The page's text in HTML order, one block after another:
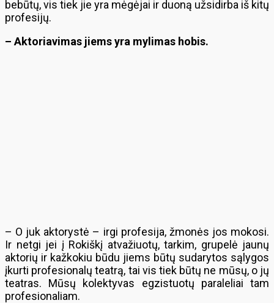
bebūtų, vis tiek jie yra mėgėjai ir duoną užsidirba iš kitų
profesijų.
– Aktoriavimas jiems yra mylimas hobis.
– O juk aktorystė – irgi profesija, žmonės jos mokosi.
Ir netgi jei į Rokiškį atvažiuotų, tarkim, grupelė jaunų
aktorių ir kažkokiu būdu jiems būtų sudarytos sąlygos
įkurti profesionalų teatrą, tai vis tiek būtų ne mūsų, o jų
teatras. Mūsų kolektyvas egzistuotų paraleliai tam
profesionaliam.